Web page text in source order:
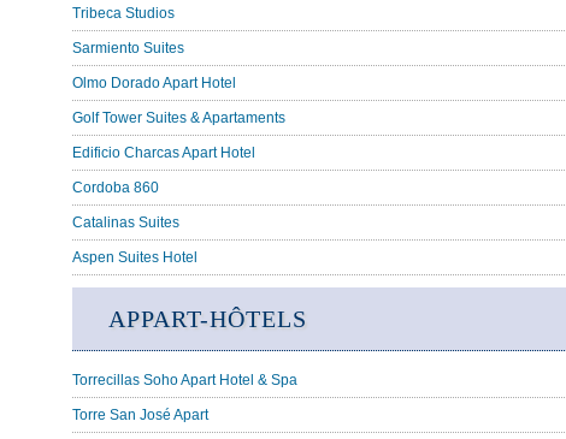
Tribeca Studios
Sarmiento Suites
Olmo Dorado Apart Hotel
Golf Tower Suites & Apartaments
Edificio Charcas Apart Hotel
Cordoba 860
Catalinas Suites
Aspen Suites Hotel
APPART-HÔTELS
Torrecillas Soho Apart Hotel & Spa
Torre San José Apart